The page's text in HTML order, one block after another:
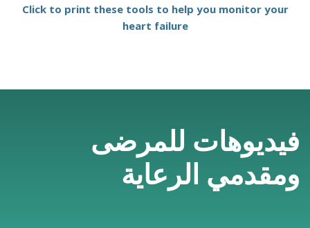
Click to print these tools to help you monitor your
heart failure
فيديوهات للمرضى
ومقدمي الرعاية